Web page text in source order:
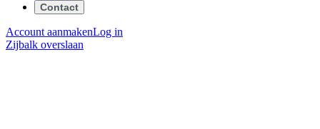
Contact
Account aanmakenLog in
Zijbalk overslaan